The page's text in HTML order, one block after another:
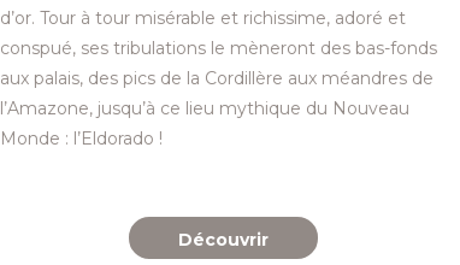
d’or. Tour à tour misérable et richissime, adoré et
conspué, ses tribulations le mèneront des bas-fonds
aux palais, des pics de la Cordillère aux méandres de
l’Amazone, jusqu’à ce lieu mythique du Nouveau
Monde : l’Eldorado !
Découvrir